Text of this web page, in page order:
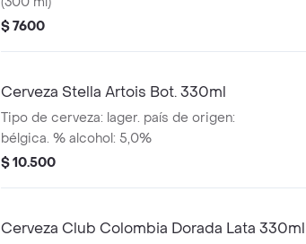
$ 7600
Cerveza Stella Artois Bot. 330ml
Tipo de cerveza: lager. país de origen:
bélgica. % alcohol: 5,0%
$ 10.500
Cerveza Club Colombia Dorada Lata 330ml